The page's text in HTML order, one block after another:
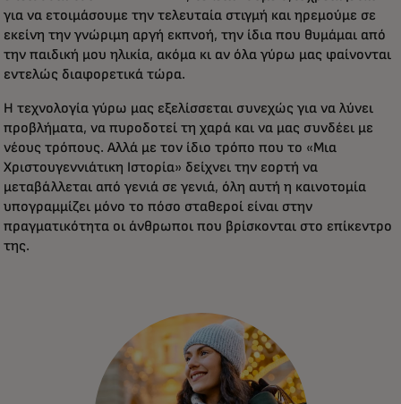
για να ετοιμάσουμε την τελευταία στιγμή και ηρεμούμε σε
εκείνη την γνώριμη αργή εκπνοή, την ίδια που θυμάμαι από
την παιδική μου ηλικία, ακόμα κι αν όλα γύρω μας φαίνονται
εντελώς διαφορετικά τώρα.
Η τεχνολογία γύρω μας εξελίσσεται συνεχώς για να λύνει
προβλήματα, να πυροδοτεί τη χαρά και να μας συνδέει με
νέους τρόπους. Αλλά με τον ίδιο τρόπο που το «Μια
Χριστουγεννιάτικη Ιστορία» δείχνει την εορτή να
μεταβάλλεται από γενιά σε γενιά, όλη αυτή η καινοτομία
υπογραμμίζει μόνο το πόσο σταθεροί είναι στην
πραγματικότητα οι άνθρωποι που βρίσκονται στο επίκεντρο
της.